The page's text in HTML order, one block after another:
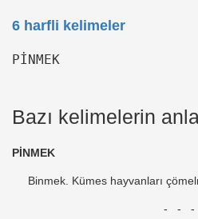
6 harfli kelimeler
PİNMEK
Bazı kelimelerin
PİNMEK
Binmek. Kümes hayvanları
- - -